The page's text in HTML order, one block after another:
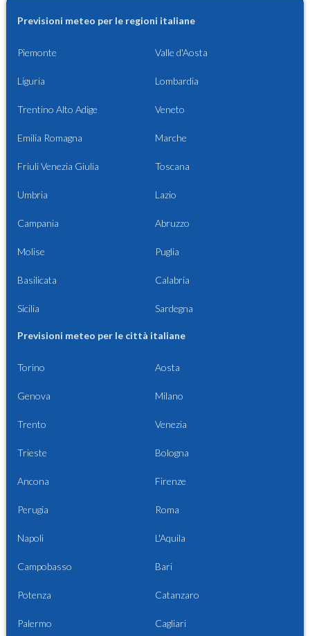
Previsioni meteo per le regioni italiane
Piemonte Valle d'Aosta
Liguria Lombardia
Trentino Alto Adige Veneto
Emilia Romagna Marche
Friuli Venezia Giulia Toscana
Umbria Lazio
Campania Abruzzo
Molise Puglia
Basilicata Calabria
Sicilia Sardegna
Previsioni meteo per le città italiane
Torino Aosta
Genova Milano
Trento Venezia
Trieste Bologna
Ancona Firenze
Perugia Roma
Napoli L'Aquila
Campobasso Bari
Potenza Catanzaro
Palermo Cagliari